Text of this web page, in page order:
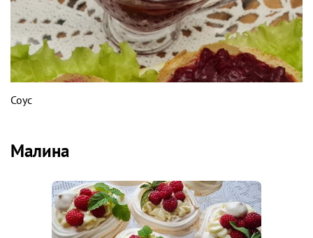
Соус
Малина